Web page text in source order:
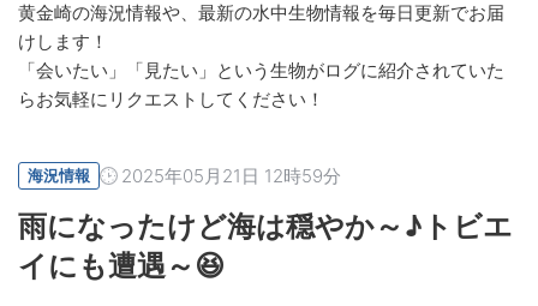
黄金崎の海況情報や、最新の水中生物情報を毎日更新でお届
けします！
「会いたい」「見たい」という生物がログに紹介されていた
らお気軽にリクエストしてください！
海況情報 2025年05月21日 12時59分
雨になったけど海は穏やか～♪トビエ
イにも遭遇～😆